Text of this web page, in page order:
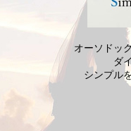
オーソドッ
ダ
シンプル